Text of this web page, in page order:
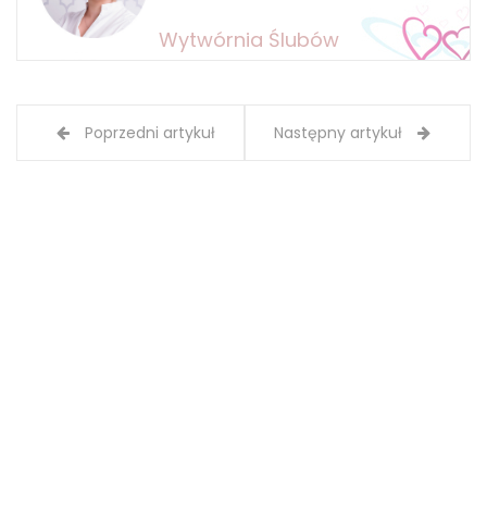
Wytwórnia Ślubów
Poprzedni artykuł Następny artykuł